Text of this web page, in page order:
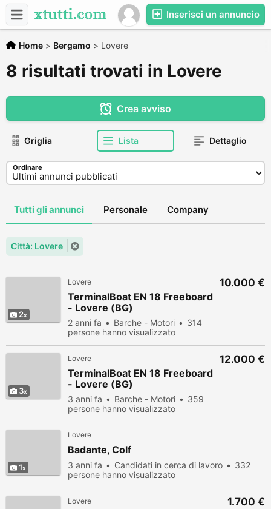
Inserisci un annuncio
Home > Bergamo > Lovere
8 risultati trovati in Lovere
Crea avviso
Griglia Lista Dettaglio
Ordinare
Tutti gli annunci Personale Company
Città: Lovere
2
Lovere
TerminalBoat EN 18 Freeboard
- Lovere (BG)
2 anni fa Barche - Motori
314
persone hanno visualizzato
10.000 €
3
Lovere
TerminalBoat EN 18 Freeboard
- Lovere (BG)
3 anni fa Barche - Motori
359
persone hanno visualizzato
12.000 €
1
Lovere
Badante, Colf
3 anni fa Candidati in cerca di lavoro
332
persone hanno visualizzato
Lovere 1.700 €